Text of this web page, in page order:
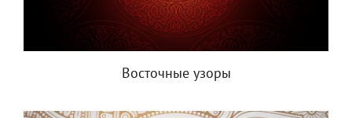
Восточные узоры